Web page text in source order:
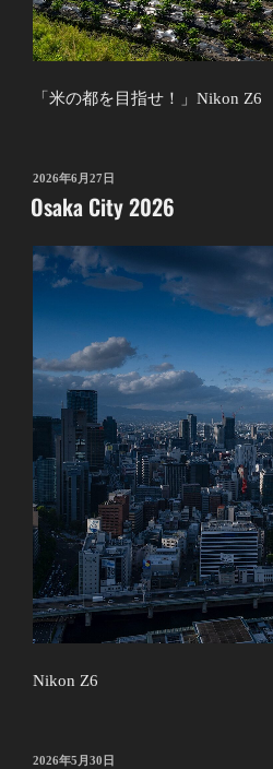
「米の都を目指せ！」Nikon Z6
投
稿
日:
2026年6月27日
Osaka City 2026
Nikon Z6
投
2026年5月30日